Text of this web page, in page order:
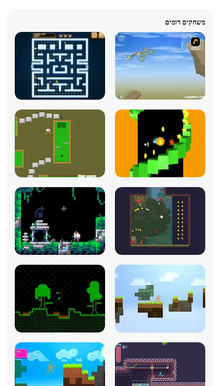
משחקים דומים